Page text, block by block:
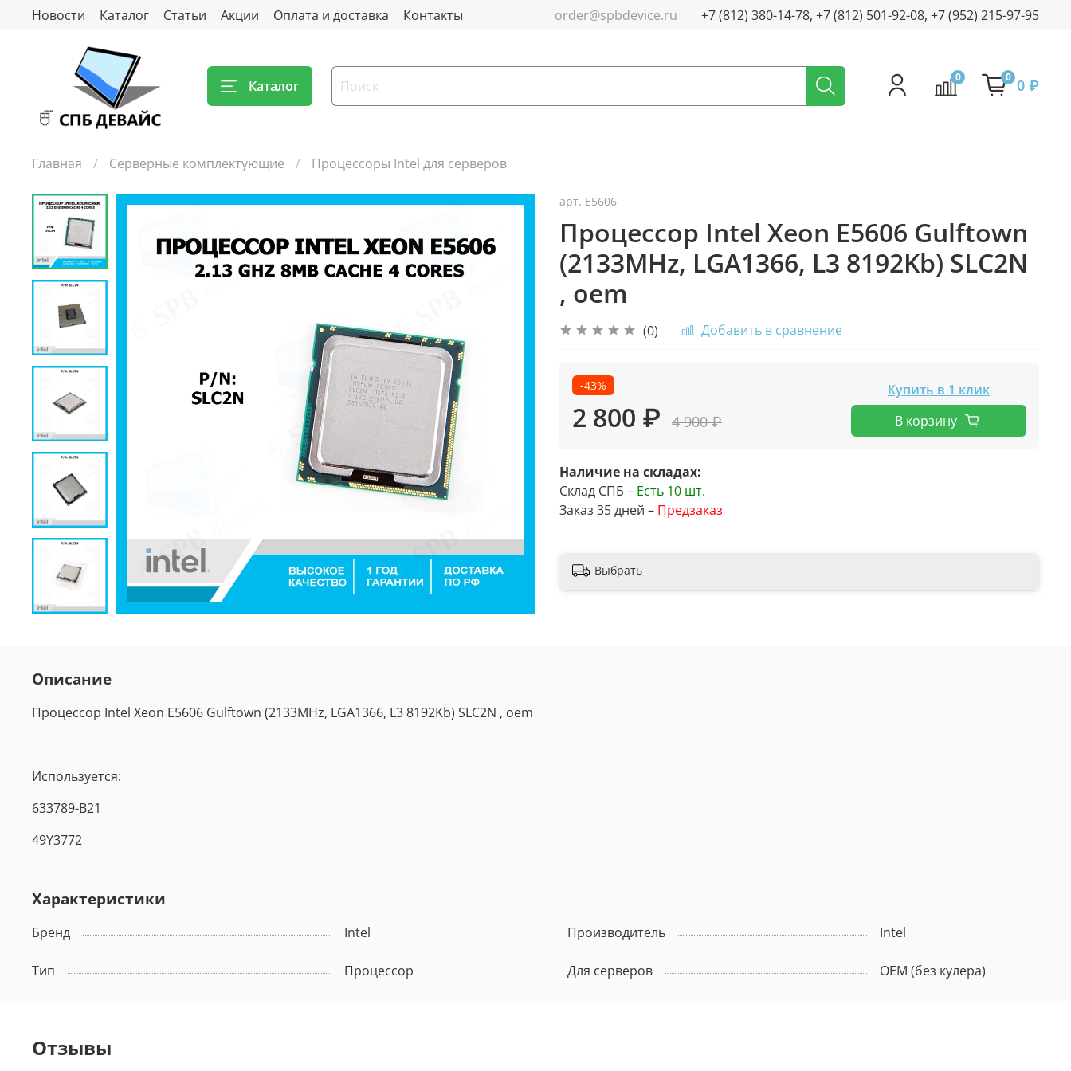
Новости Каталог Статьи Акции Оплата и доставка Контакты order@spbdevice.ru +7 (812) 380-14-78, +7 (812) 501-92-08, +7 (952) 215-97-95
Каталог
0 0 0 ₽
Главная Серверные комплектующие Процессоры Intel для серверов
арт. E5606
Процессор Intel Xeon E5606 Gulftown
(2133MHz, LGA1366, L3 8192Kb) SLC2N
, oem
(0) Добавить в сравнение
-43%
2 800 ₽ 4 900 ₽
Купить в 1 клик
В корзину
Наличие на складах:
Склад СПБ – Есть 10 шт.
Заказ 35 дней – Предзаказ
Выбрать
Описание
Процессор Intel Xeon E5606 Gulftown (2133MHz, LGA1366, L3 8192Kb) SLC2N , oem
Используется:
633789-B21
49Y3772
Характеристики
Бренд Intel Производитель Intel
Тип Процессор Для серверов ОЕМ (без кулера)
Отзывы